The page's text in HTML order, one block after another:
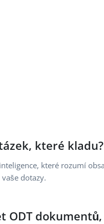
které kladu?
které rozumí
dotazy.
ODT